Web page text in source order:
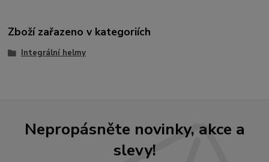
Zboží zařazeno v kategoriích
Integrální helmy
Nepropásněte novinky, akce a
slevy!